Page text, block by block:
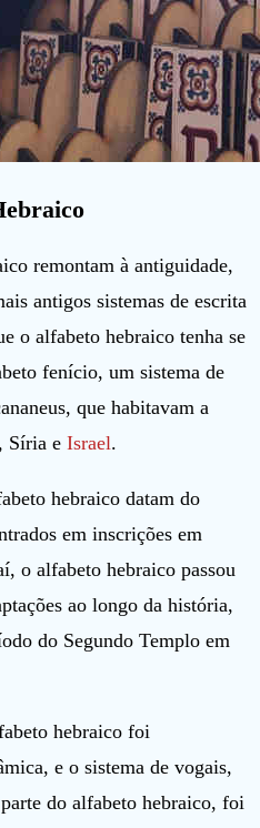
remontam à antiguidade,
antigos sistemas de escrita
o alfabeto hebraico tenha se
fenício, um sistema de
que habitavam a
Síria e Israel.
hebraico datam do
em inscrições em
o alfabeto hebraico passou
ao longo da história,
do Segundo Templo em
hebraico foi
e o sistema de vogais,
do alfabeto hebraico, foi